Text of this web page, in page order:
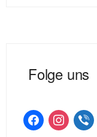
Folge uns
facebookinstagramviber